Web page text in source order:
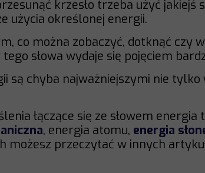
krzesło trzeba użyć jakiejś
użycia określonej energii.
co można zobaczyć, dotknąć czy
słowa wydaje się pojęciem
są chyba najważniejszymi nie
łączące się ze słowem energia
, energia atomu, energia
możesz przeczytać w innych